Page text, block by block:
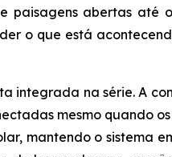
abertas até
o que está
integrada na série. A
mesmo quando
mantendo o sistema